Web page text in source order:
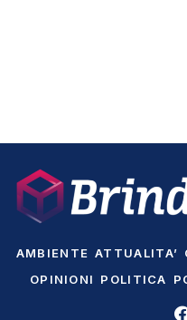
AMBIENTE ATTUALITA’
OPINIONI
POLITICA